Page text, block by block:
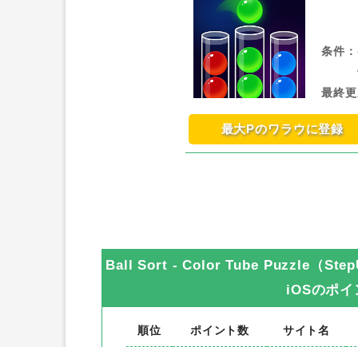
条件：
最終
最大Pのワラウに登録
Ball Sort - Color Tube Puzzle（
iOSのポイ
順位 ポイント数 サイト名